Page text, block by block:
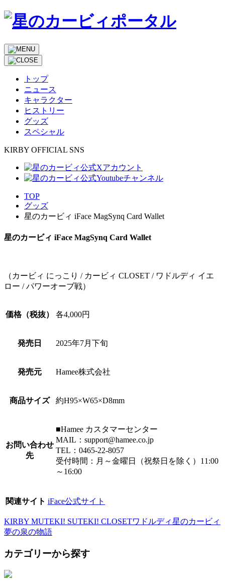
トップ
ニュース
キャラクター
ヒストリー
グッズ
スペシャル
KIRBY OFFICIAL SNS
TOP
グッズ
星のカービィ iFace MagSynq Card Wallet
星のカービィ iFace MagSynq Card Wallet
（カービィ にっこり / カービィ CLOSET / ワドルディ イエ
ロー / パワーオーブ戦）
価格（税抜） 各4,000円
発売日 2025年7月下旬
発売元 Hamee株式会社
商品サイズ 約H95×W65×D8mm
お問い合わせ
先
■Hamee カスタマーセンター
MAIL：support@hamee.co.jp
TEL：0465-22-8057
受付時間：月～金曜日（祝祭日を除く）11:00
～16:00
関連サイト iFace公式サイト
KIRBY MUTEKI! SUTEKI! CLOSETワドルディ星のカービィ
夢の泉の物語
カテゴリーから探す